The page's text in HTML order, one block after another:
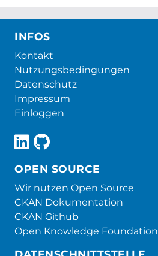
INFOS
Kontakt
Nutzungsbedingungen
Datenschutz
Impressum
Einloggen
OPEN SOURCE
Wir nutzen Open Source
CKAN Dokumentation
CKAN Github
Open Knowledge Foundation